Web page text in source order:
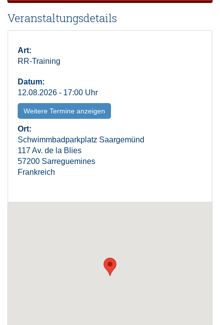
Veranstaltungsdetails
Art:
RR-Training
Datum:
12.08.2026 - 17:00 Uhr
Weitere Termine anzeigen
Ort:
Schwimmbadparkplatz Saargemünd
117 Av. de la Blies
57200 Sarreguemines
Frankreich